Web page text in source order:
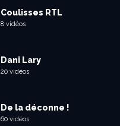
Coulisses RTL
8 vidéos
Dani Lary
20 vidéos
De la déconne !
60 vidéos